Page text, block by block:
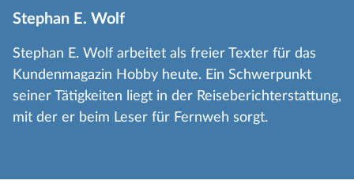
Stephan E. Wolf
Stephan E. Wolf arbeitet als freier Texter für das
Kundenmagazin Hobby heute. Ein Schwerpunkt
seiner Tätigkeiten liegt in der Reiseberichterstattung,
mit der er beim Leser für Fernweh sorgt.